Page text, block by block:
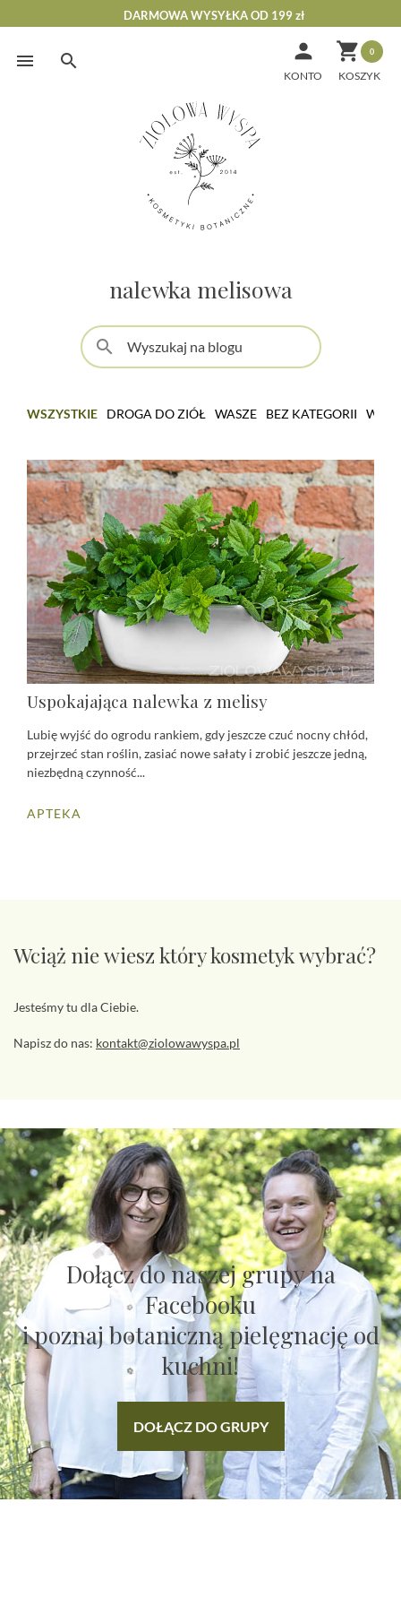
Skip
DARMOWA WYSYŁKA OD 199 zł
 0

KONTO
nalewka melisowa
search
WSZYSTKIE DROGA DO ZIÓŁ WASZE BEZ KATEGORII
Uspokajająca nalewka z melisy
Lubię wyjść do ogrodu rankiem, gdy jeszcze czuć nocny chłód,
przejrzeć stan roślin, zasiać nowe sałaty i zrobić jeszcze jedną,
niezbędną czynność...
APTEKA
Wciąż nie wiesz który kosmetyk wybrać?
Jesteśmy tu dla Ciebie.
Napisz do nas: kontakt@ziolowawyspa.pl
Dołącz do naszej grupy na
Facebooku
i poznaj botaniczną pielęgnację od
kuchni!
DOŁĄCZ DO GRUPY